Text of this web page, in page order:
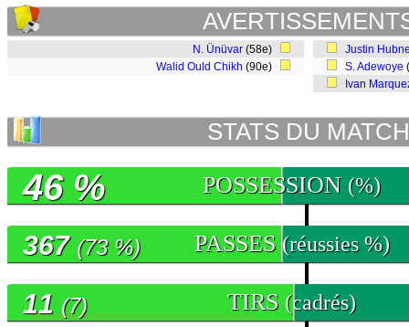
N. Ünüvar (58e)
Walid Ould Chikh (90e)
Justin
S. Adewoye
Ivan
STATS DU MATCH
POSSESSION (%)
46 %
PASSES (réussies %)
367 (73 %)
TIRS (cadrés)
11 (7)